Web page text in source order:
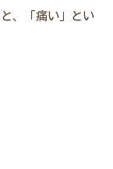
、「痛い」とい